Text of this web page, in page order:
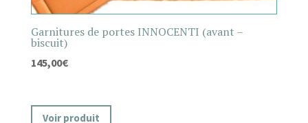
Garnitures de portes INNOCENTI (avant –
biscuit)
145,00€
Voir produit